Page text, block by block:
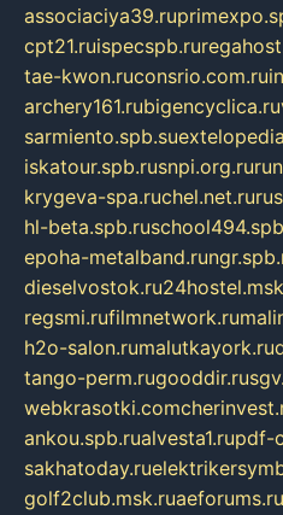
associaciya39.ru
cpt21.ruispecspb.ru
tae-kwon.ruconsrio.com.ru
archery161.rubigencyclica.ru
sarmiento.spb.su
iskatour.spb.rusnpi.org.ru
krygeva-spa.ruchel.net.ru
hl-beta.spb.ru
epoha-metalband.ru
dieselvostok.ru
regsmi.rufilmnetwork.ru
h2o-salon.rumalutkayork.ru
tango-perm.rugooddir.ru
webkrasotki.com
ankou.spb.rualvesta1.rupdf-
sakhatoday.ru
golf2club.msk.ruaeforums.ru